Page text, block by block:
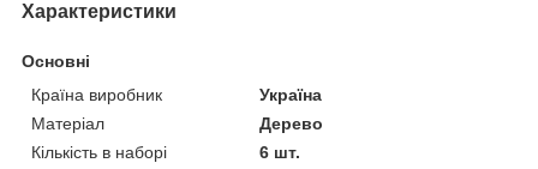
Характеристики
Основні
Країна виробник
Україна
Матеріал
Дерево
Кількість в наборі
6 шт.